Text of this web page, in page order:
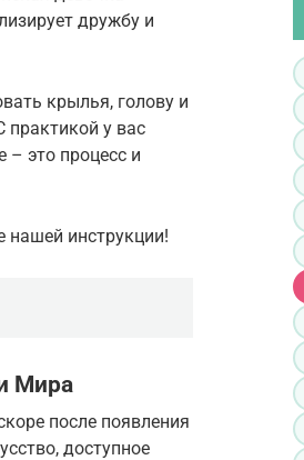
дружбу и
крылья, голову и
практикой у вас
– это процесс и
нашей инструкции!
Мира
после появления
доступное